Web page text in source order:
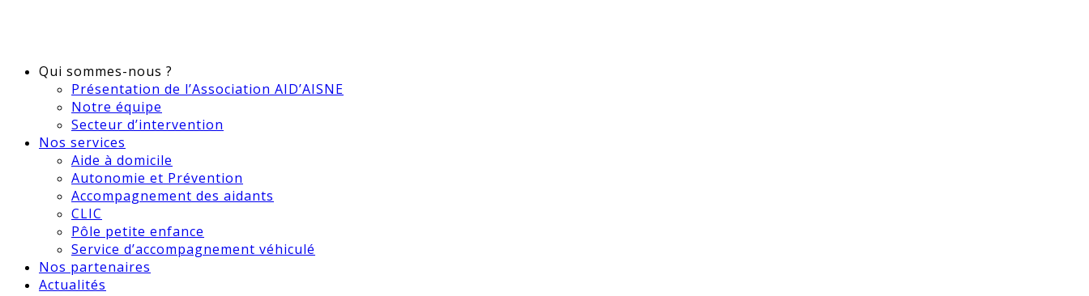
Qui sommes-nous ?
Présentation de l’Association AID’AISNE
Notre équipe
Secteur d’intervention
Nos services
Aide à domicile
Autonomie et Prévention
Accompagnement des aidants
CLIC
Pôle petite enfance
Service d’accompagnement véhiculé
Nos partenaires
Actualités